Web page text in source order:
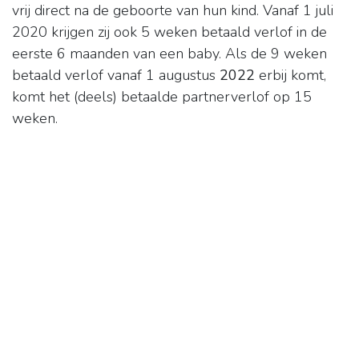
vrij direct na de geboorte van hun kind. Vanaf 1 juli
2020 krijgen zij ook 5 weken betaald verlof in de
eerste 6 maanden van een baby. Als de 9 weken
betaald verlof vanaf 1 augustus 2022 erbij komt,
komt het (deels) betaalde partnerverlof op 15
weken.